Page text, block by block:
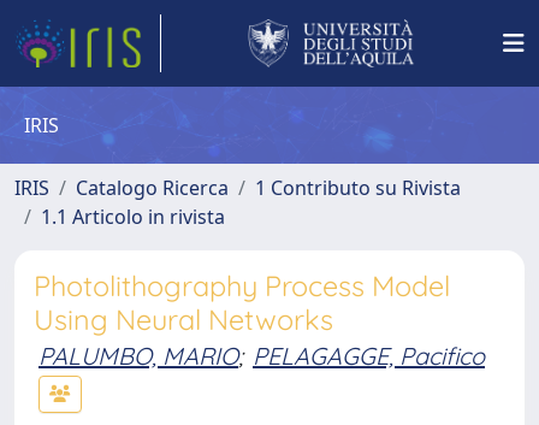
IRIS
IRIS Catalogo Ricerca
1 Contributo su Rivista
1.1 Articolo in rivista
Photolithography Process Model
Using Neural Networks
PALUMBO, MARIO; PELAGAGGE, Pacifico